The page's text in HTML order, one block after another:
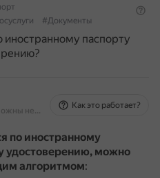
#Документы
иностранному паспорту
На основе источников, возможны неточности
Как это работает?
по иностранному
удостоверению, можно
алгоритмом: